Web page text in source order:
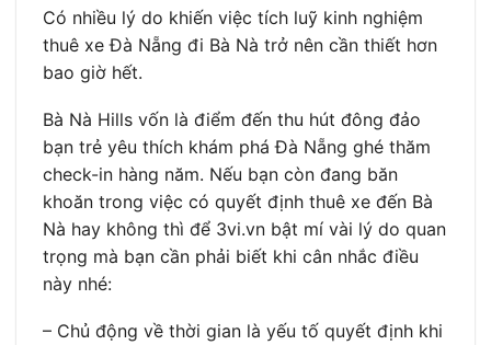
Có nhiều lý do khiến việc tích luỹ kinh nghiệm
thuê xe Đà Nẵng đi Bà Nà trở nên cần thiết hơn
bao giờ hết.
Bà Nà Hills vốn là điểm đến thu hút đông đảo
bạn trẻ yêu thích khám phá Đà Nẵng ghé thăm
check-in hàng năm. Nếu bạn còn đang băn
khoăn trong việc có quyết định thuê xe đến Bà
Nà hay không thì để 3vi.vn bật mí vài lý do quan
trọng mà bạn cần phải biết khi cân nhắc điều
này nhé:
– Chủ động về thời gian là yếu tố quyết định khi